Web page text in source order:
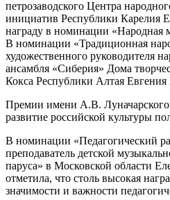
петрозаводского Центра
инициатив Республики Карелия
награду в номинации «Народная
В номинации «Традиционная
художественного руководителя
ансамбля «Сиберия» Дома
Кокса Республики Алтая
Премии имени А.В. Луначарского
развитие российской культуры
В номинации «Педагогический
преподаватель детской
паруса» в Московской области
отметила, что столь высокая
значимости и важности